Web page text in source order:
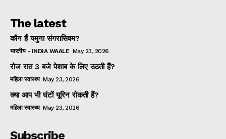
The latest
कौन हैं यमुना संगरासिवम?
भारतीय - INDIA WAALE May 23, 2026
रोज रात 3 बजे पेशाब के लिए उठती हैं?
महिला स्वास्थ्य May 23, 2026
क्या आप भी घंटों यूरिन रोकती हैं?
महिला स्वास्थ्य May 23, 2026
Subscribe